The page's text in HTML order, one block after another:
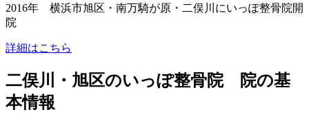
2016年 横浜市旭区・南万騎が原・二俣川にいっぽ整骨院開
院
詳細はこちら
二俣川・旭区のいっぽ整骨院 院の基
本情報